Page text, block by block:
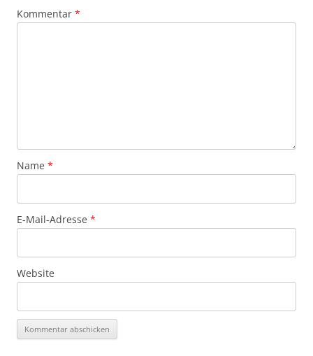
Kommentar *
Name *
E-Mail-Adresse *
Website